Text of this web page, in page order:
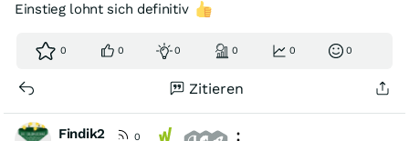
Einstieg lohnt sich definitiv
0 0 0 0 0 0
Zitieren
Findik2
0